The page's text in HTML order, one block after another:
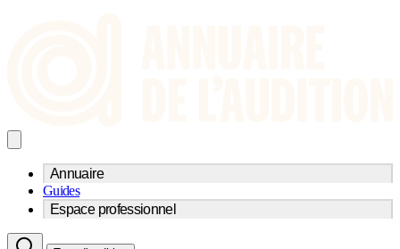
Annuaire
Trouvez un professionnel de l'audition
Centre d'audioprothèse
Guides
Espace professionnel
Acteurs et services